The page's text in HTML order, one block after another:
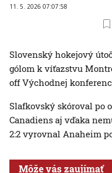
11. 5. 2026 07:07:58
Slovenský hokejový
gólom k víťazstvu
off Východnej
Slafkovský skóroval po
Canadiens aj vďaka
2:2 vyrovnal Anaheim
Môže vás zaujímať